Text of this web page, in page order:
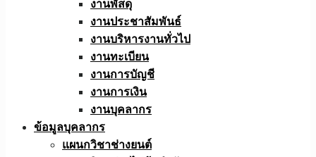
งานพัสดุ
งานประชาสัมพันธ์
งานบริหารงานทั่วไป
งานทะเบียน
งานการบัญชี
งานการเงิน
งานบุคลากร
ข้อมูลบุคลากร
แผนกวิชาช่างยนต์